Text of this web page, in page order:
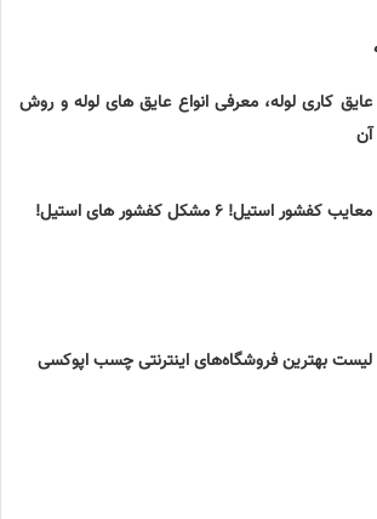
عایق کاری لوله، معرفی انواع عایق های لوله و روش
آن
معایب کفشور استیل! ۶ مشکل کفشور های استیل!
لیست بهترین فروشگاه‌های اینترنتی چسب اپوکسی